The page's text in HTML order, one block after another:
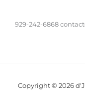
929-242-6868
Copyright © 2026